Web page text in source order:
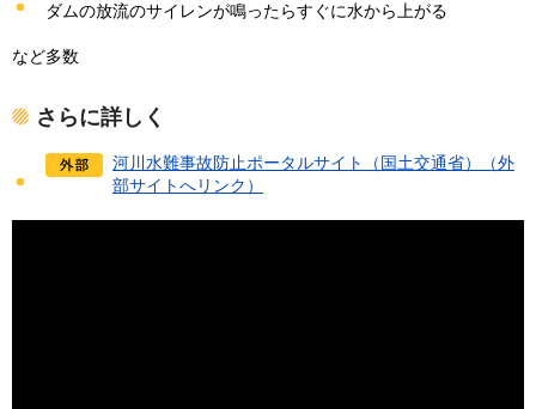
ダムの放流のサイレンが鳴ったらすぐに水から上がる
など多数
さらに詳しく
河川水難事故防止ポータルサイト（国土交通省）（外
部サイトへリンク）